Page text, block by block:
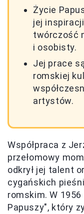
Życie
jej
twórczość
i osobisty.
Jej prace
romskiej
artystów.
Współpraca z
przełomowy
odkrył jej talent
cygańskich
romskim. W
Papuszy", który